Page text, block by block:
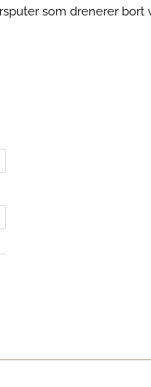
som drenerer bort